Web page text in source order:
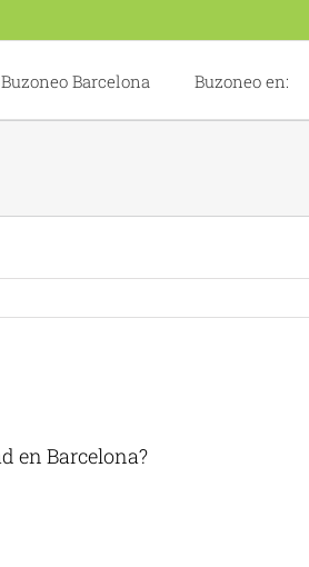
Buzoneo Barcelona Buzoneo en:
en Barcelona?